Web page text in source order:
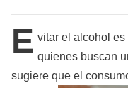
E vitar el alcohol
quienes buscan
sugiere que el